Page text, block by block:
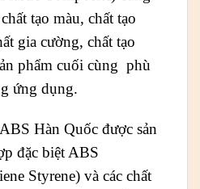
tạo màu, chất tạo
gia cường, chất tạo
phẩm cuối cùng phù
ứng dụng.
Hàn Quốc được sản
đặc biệt ABS
Styrene) và các chất